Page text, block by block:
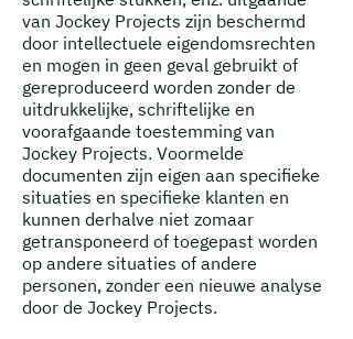
van Jockey Projects zijn beschermd
door intellectuele eigendomsrechten
en mogen in geen geval gebruikt of
gereproduceerd worden zonder de
uitdrukkelijke, schriftelijke en
voorafgaande toestemming van
Jockey Projects. Voormelde
documenten zijn eigen aan specifieke
situaties en specifieke klanten en
kunnen derhalve niet zomaar
getransponeerd of toegepast worden
op andere situaties of andere
personen, zonder een nieuwe analyse
door de Jockey Projects.